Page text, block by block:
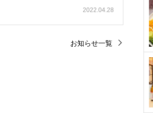
2022.04.28
お知らせ一覧